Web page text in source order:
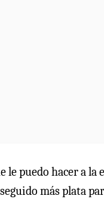
le puedo hacer a la
más plata